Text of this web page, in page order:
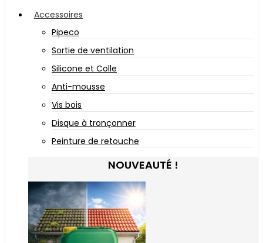
Accessoires
Pipeco
Sortie de ventilation
Silicone et Colle
Anti-mousse
Vis bois
Disque à tronçonner
Peinture de retouche
NOUVEAUTÉ !